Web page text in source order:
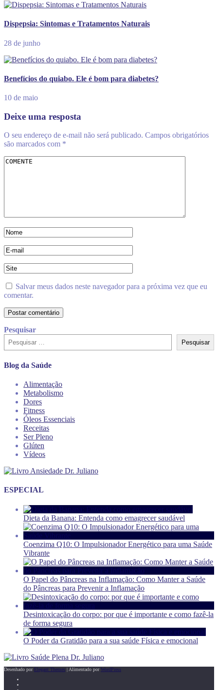
Dispepsia: Sintomas e Tratamentos Naturais
28 de junho
Benefícios do quiabo. Ele é bom para diabetes?
10 de maio
Deixe uma resposta
O seu endereço de e-mail não será publicado. Campos obrigatórios
são marcados com *
Salvar meus dados neste navegador para a próxima vez que eu
comentar.
Pesquisar
Pesquisar
Blog da Saúde
Alimentação
Metabolismo
Dores
Fitness
Óleos Essenciais
Receitas
Ser Pleno
Glúten
Vídeos
ESPECIAL
Dieta da Banana: Entenda como emagrecer saudável
Coenzima Q10: O Impulsionador Energético para uma Saúde
Vibrante
O Papel do Pâncreas na Inflamação: Como Manter a Saúde
do Pâncreas para Prevenir a Inflamação
Desintoxicação do corpo: por que é importante e como fazê-la
de forma segura
O Poder da Gratidão para a sua saúde Física e emocional
Desenhado por Elegant Themes | Alimentado porWordPress